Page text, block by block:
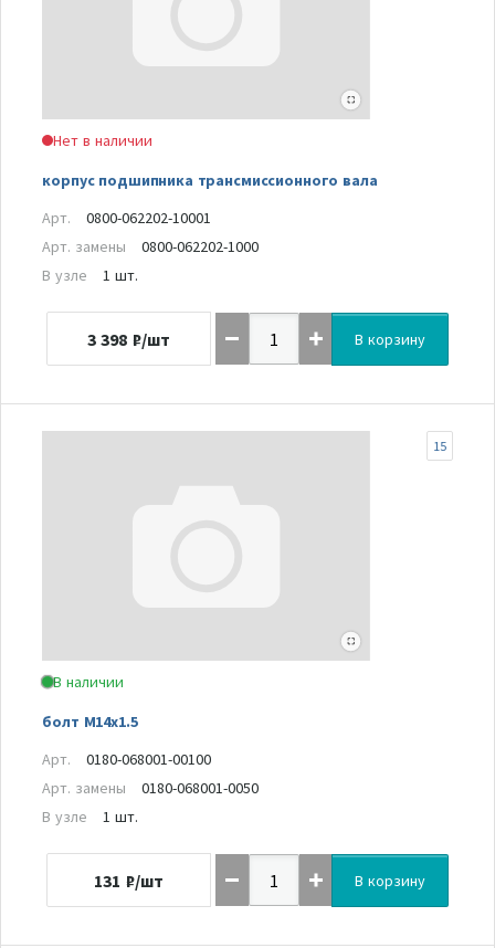
Нет в наличии
корпус подшипника трансмиссионного вала
Арт.
0800-062202-10001
Арт. замены
0800-062202-1000
В узле
1 шт.
3 398 ₽/шт В корзину
В наличии
болт M14x1.5
15
Арт.
0180-068001-00100
Арт. замены
0180-068001-0050
В узле
1 шт.
131 ₽/шт В корзину